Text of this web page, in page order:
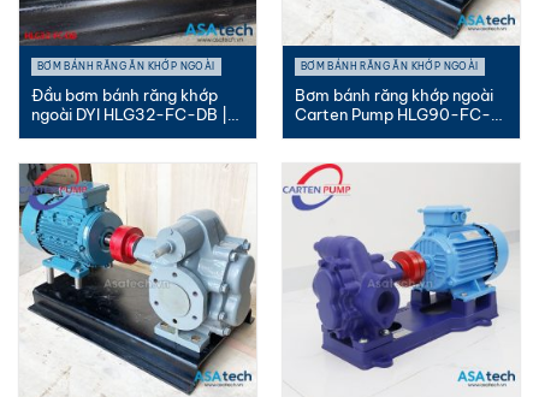
BƠM BÁNH RĂNG ĂN KHỚP NGOÀI
Đầu bơm bánh răng khớp
ngoài DYI HLG32-FC-DB |
1.5...
BƠM BÁNH RĂNG ĂN KHỚP NGOÀI
Bơm bánh răng khớp ngoài
Carten Pump HLG90-FC-
MC |...